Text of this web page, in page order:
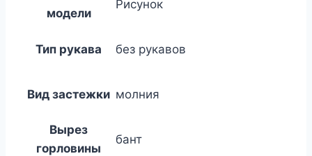
модели
Рисунок
Тип рукава без рукавов
Вид застежки молния
Вырез
горловины
бант